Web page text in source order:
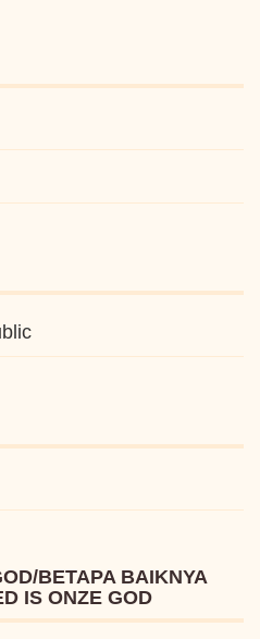
BETAPA BAIKNYA
IS ONZE GOD